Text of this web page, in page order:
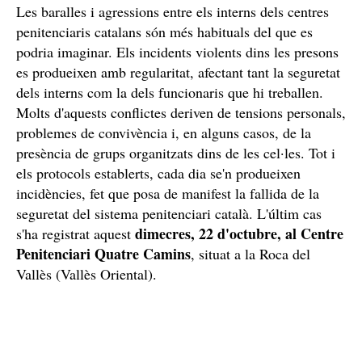
Les baralles i agressions entre els interns dels centres
penitenciaris catalans són més habituals del que es
podria imaginar. Els incidents violents dins les presons
es produeixen amb regularitat, afectant tant la seguretat
dels interns com la dels funcionaris que hi treballen.
Molts d'aquests conflictes deriven de tensions personals,
problemes de convivència i, en alguns casos, de la
presència de grups organitzats dins de les cel·les. Tot i
els protocols establerts, cada dia se'n produeixen
incidències, fet que posa de manifest la fallida de la
seguretat del sistema penitenciari català. L'últim cas
s'ha registrat aquest dimecres, 22 d'octubre, al Centre
Penitenciari Quatre Camins, situat a la Roca del
Vallès (Vallès Oriental).